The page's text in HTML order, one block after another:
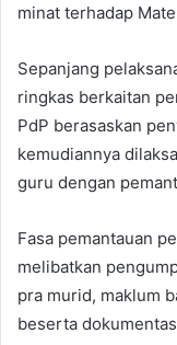
minat terhadap
Sepanjang
ringkas berkaitan
PdP berasaskan
kemudiannya
guru dengan
Fasa pemantauan
melibatkan
pra murid, maklum
beserta